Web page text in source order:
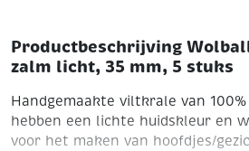
Productbeschrijving
zalm licht, 35 mm, 5 stuks
Handgemaakte viltkrale van
hebben een lichte huidskleur en
voor het maken van hoofdjes/